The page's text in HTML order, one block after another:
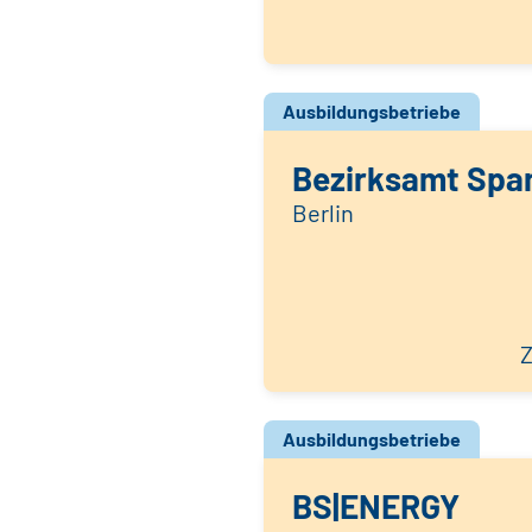
Ausbildungsbetriebe
Bezirksamt
Berlin
Ausbildungsbetriebe
BS|ENERGY